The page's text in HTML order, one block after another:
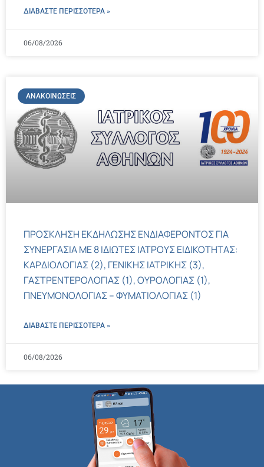
ΔΙΑΒΑΣΤΕ ΠΕΡΙΣΣΌΤΕΡΑ »
06/08/2026
ΑΝΑΚΟΙΝΏΣΕΙΣ
ΠΡΟΣΚΛΗΣΗ ΕΚΔΗΛΩΣΗΣ ΕΝΔΙΑΦΕΡΟΝΤΟΣ ΓΙΑ
ΣΥΝΕΡΓΑΣΙΑ ΜΕ 8 ΙΔΙΩΤΕΣ ΙΑΤΡΟΥΣ ΕΙΔΙΚΟΤΗΤΑΣ:
ΚΑΡΔΙΟΛΟΓΙΑΣ (2), ΓΕΝΙΚΗΣ ΙΑΤΡΙΚΗΣ (3),
ΓΑΣΤΡΕΝΤΕΡΟΛΟΓΙΑΣ (1), ΟΥΡΟΛΟΓΙΑΣ (1),
ΠΝΕΥΜΟΝΟΛΟΓΙΑΣ – ΦΥΜΑΤΙΟΛΟΓΙΑΣ (1)
ΔΙΑΒΑΣΤΕ ΠΕΡΙΣΣΌΤΕΡΑ »
06/08/2026